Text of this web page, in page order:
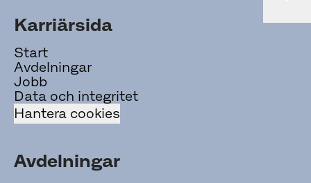
Karriärsida
Start
Avdelningar
Jobb
Data och integritet
Hantera cookies
Avdelningar